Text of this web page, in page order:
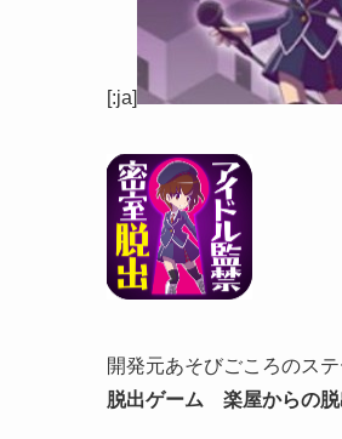
[:ja]
開発元あそびごころのス
脱出ゲーム 楽屋からの脱